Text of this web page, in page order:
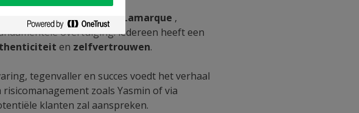
'Workaholics', en Carole Lamarque ,
overtuiging: iedereen heeft een
en zelfvertrouwen.
tegenvaller en succes voedt het verhaal
zoals Yasmin of via
klanten zal aanspreken.